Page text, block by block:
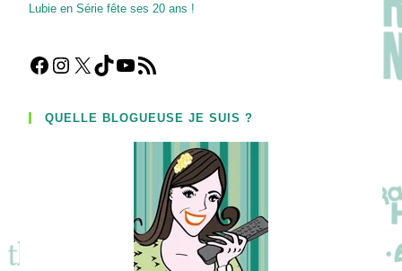
Lubie en Série fête ses 20 ans !
Facebook
Instagram
X TikTokYouTube
Flux RSS
QUELLE BLOGUEUSE JE SUIS ?